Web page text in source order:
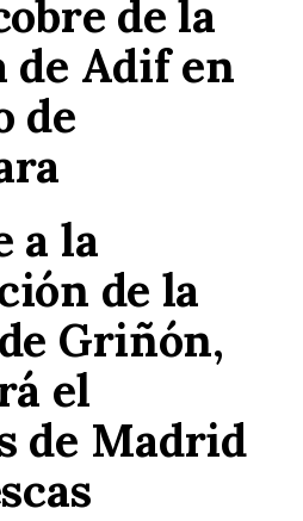
de la
de Adif en
de
a la
de la
Griñón,
el
de Madrid